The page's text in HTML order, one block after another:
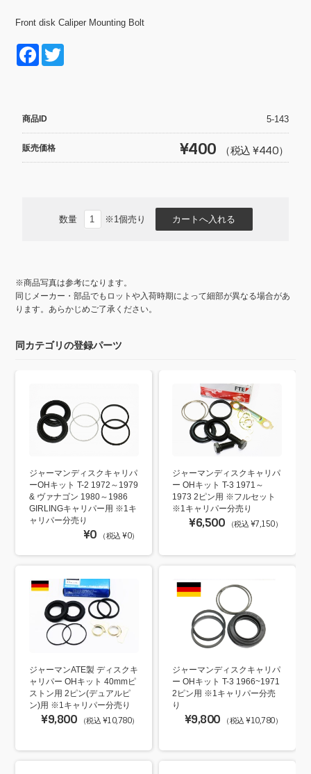
Front disk Caliper Mounting Bolt
F
e
b
o
商品ID 5-143
販売価格 ¥400 （税込 ¥440）
数量 ※1個売り
※商品写真は参考になります。
同じメーカー・部品でもロットや入荷時期によって細部が異なる場合があ
ります。あらかじめご了承ください。
同カテゴリの登録パーツ
ジャーマンディスクキャリパ
ーOHキット T-2 1972～1979
& ヴァナゴン 1980～1986
GIRLINGキャリパー用 ※1キ
ャリパー分売り
¥0 （税込 ¥0）
ジャーマンディスクキャリパ
ー OHキット T-3 1971～
1973 2ピン用 ※フルセット
※1キャリパー分売り
¥6,500 （税込 ¥7,150）
ジャーマンATE製 ディスクキ
ャリパー OHキット 40mmピ
ストン用 2ピン(デュアルピ
ン)用 ※1キャリパー分売り
¥9,800 （税込 ¥10,780）
ジャーマンディスクキャリパ
ー OHキット T-3 1966~1971
2ピン用 ※1キャリパー分売
り
¥9,800 （税込 ¥10,780）